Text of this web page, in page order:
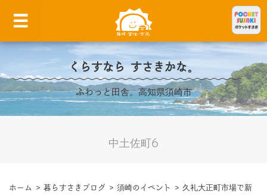
くらすなら すさきかな。
ふわっと田舎。高知県須崎市
中土佐町6
ホーム > 暮らすさきブログ > 須崎のイベント > 久礼大正町市場で新